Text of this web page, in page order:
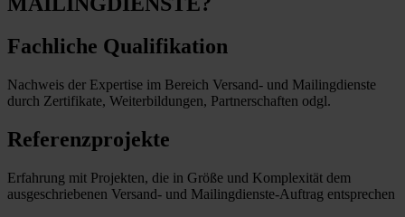
Fachliche Qualifikation
Nachweis der Expertise im Bereich Versand- und Mailingdienste
durch Zertifikate, Weiterbildungen, Partnerschaften odgl.
Referenzprojekte
Erfahrung mit Projekten, die in Größe und Komplexität dem
ausgeschriebenen Versand- und Mailingdienste-Auftrag entsprechen